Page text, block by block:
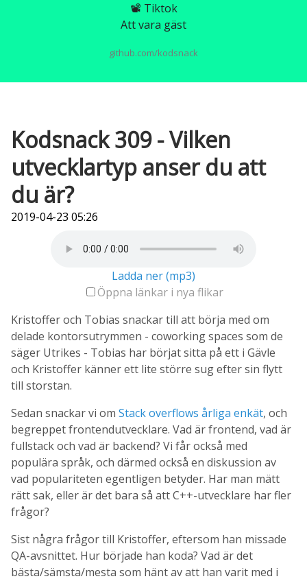
📽️ Tiktok
Att vara gäst
github.com/kodsnack
Kodsnack 309 - Vilken
utvecklartyp anser du att
du är?
2019-04-23 05:26
Ladda ner (mp3)
Öppna länkar i nya flikar
Kristoffer och Tobias snackar till att börja med om
delade kontorsutrymmen - coworking spaces som de
säger Utrikes - Tobias har börjat sitta på ett i Gävle
och Kristoffer känner ett lite större sug efter sin flytt
till storstan.
Sedan snackar vi om Stack overflows årliga enkät, och
begreppet frontendutvecklare. Vad är frontend, vad är
fullstack och vad är backend? Vi får också med
populära språk, och därmed också en diskussion av
vad populariteten egentligen betyder. Har man mätt
rätt sak, eller är det bara så att C++-utvecklare har fler
frågor?
Sist några frågor till Kristoffer, eftersom han missade
QA-avsnittet. Hur började han koda? Vad är det
bästa/sämsta/mesta som hänt av att han varit med i